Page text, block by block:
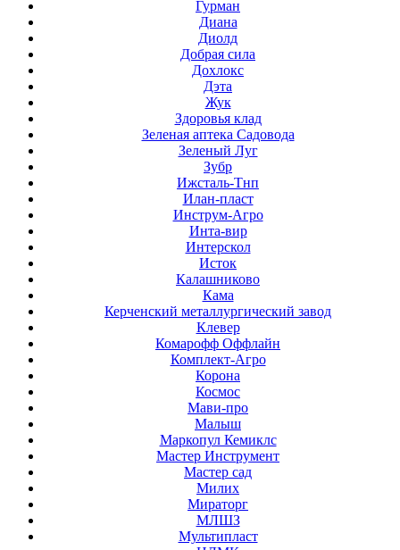
Гурман
Диана
Диолд
Добрая сила
Дохлокс
Дэта
Жук
Здоровья клад
Зеленая аптека Садовода
Зеленый Луг
Зубр
Ижсталь-Тнп
Илан-пласт
Инструм-Агро
Инта-вир
Интерскол
Исток
Калашниково
Кама
Керченский металлургический завод
Клевер
Комарофф Оффлайн
Комплект-Агро
Корона
Космос
Мави-про
Малыш
Маркопул Кемиклс
Мастер Инструмент
Мастер сад
Милих
Мираторг
МЛШЗ
Мультипласт